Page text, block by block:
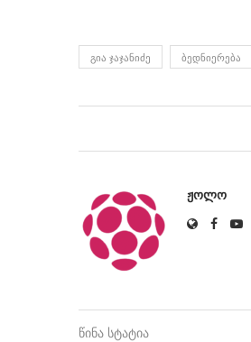
ᲒᲘᲐ ᲯᲐᲯᲐᲜᲘᲫᲔ ᲑᲔᲓᲜᲘᲔᲠᲔᲑᲐ
ᲟᲝᲚᲝ
წინა სტატია